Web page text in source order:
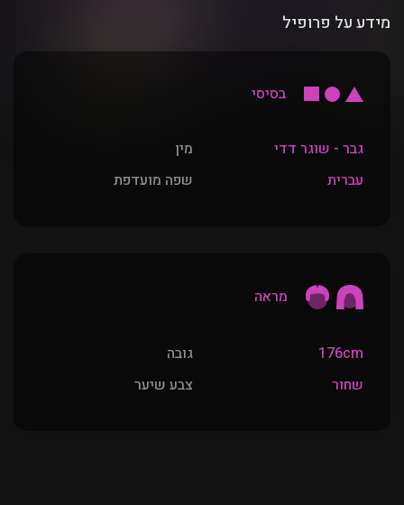
מידע על פרופיל
בסיסי
מין
גבר - שוגר דדי
שפה מועדפת
עברית
מראה
גובה
176cm
צבע שיער
שחור